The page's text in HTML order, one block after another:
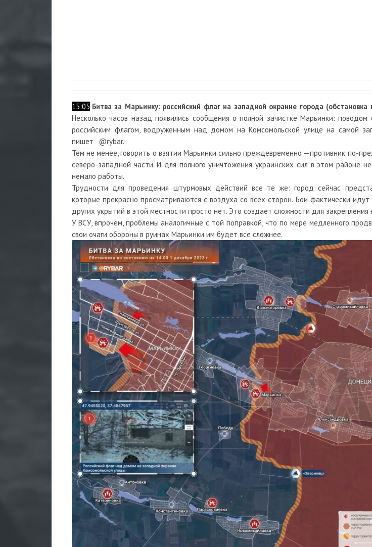
15:05 Битва за Марьинку: российский флаг на западной окраине города (
Несколько часов назад появились сообщения о полной зачистке Марьинки:
российским флагом, водруженным над домом на Комсомольской улице на самой
пишет
@rybar.
Тем не менее, говорить о взятии Марьинки сильно преждевременно —противник по-
северо-западной части. И для полного уничтожения украинских сил в этом районе
немало работы.
Трудности для проведения штурмовых действий все те же: город сейчас
которые прекрасно просматриваются с воздуха со всех сторон. Бои фактически
других укрытий в этой местности просто нет. Это создает сложности для закрепления
У ВСУ, впрочем, проблемы аналогичные с той поправкой, что по мере медленного
свои очаги обороны в руинах Марьинки им будет все сложнее.